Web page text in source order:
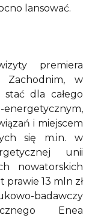
lansować.
premiera
Zachodnim, w
dla całego
i miejscem
się m.in. w
unii
nowatorskich
prawie 13 mln zł
badawczy
Enea